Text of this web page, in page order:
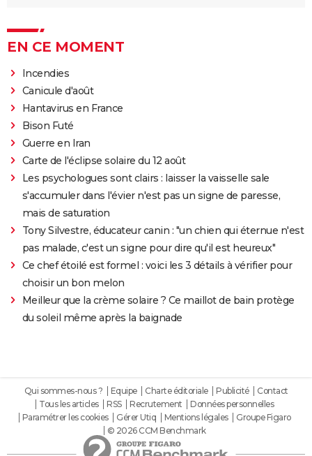
EN CE MOMENT
Incendies
Canicule d'août
Hantavirus en France
Bison Futé
Guerre en Iran
Carte de l'éclipse solaire du 12 août
Les psychologues sont clairs : laisser la vaisselle sale
s'accumuler dans l'évier n'est pas un signe de paresse,
mais de saturation
Tony Silvestre, éducateur canin : "un chien qui éternue n'est
pas malade, c'est un signe pour dire qu'il est heureux"
Ce chef étoilé est formel : voici les 3 détails à vérifier pour
choisir un bon melon
Meilleur que la crème solaire ? Ce maillot de bain protège
du soleil même après la baignade
Qui sommes-nous ? Equipe Charte éditoriale Publicité
Contact
Tous les articles
RSS Recrutement
Données personnelles
Paramétrer les cookies
Gérer Utiq Mentions légales
Groupe Figaro
© 2026 CCM Benchmark